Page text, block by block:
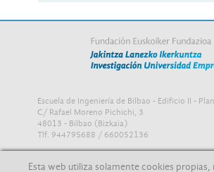
Esta web utiliza solamente cookies propias,
Escuela de Ingeniería de Bilbao - Edificio II -
C/ Rafael Moreno Pichichi, 3
48013 - Bilbao (Bizkaia)
Tlf. 944795688 / 660052136
CIF: G48112155